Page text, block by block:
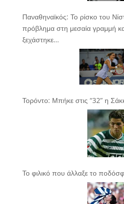
Παναθηναϊκός: Το ρίσκο του
πρόβλημα στη μεσαία γραμμή
ξεχάστηκε…
Τορόντο: Μπήκε στις “32” η
Το φιλικό που άλλαξε το